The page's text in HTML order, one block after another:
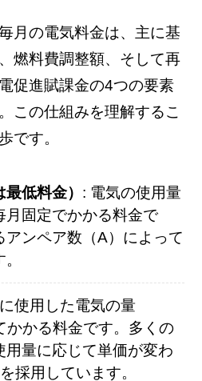
月の電気料金は、主に基
燃料費調整額、そして再
促進賦課金の4つの要素
この仕組みを理解するこ
です。
低料金） : 電気の使用量
月固定でかかる料金で
アンペア数（A）によって
使用した電気の量
かかる料金です。多くの
用量に応じて単価が変わ
採用しています。